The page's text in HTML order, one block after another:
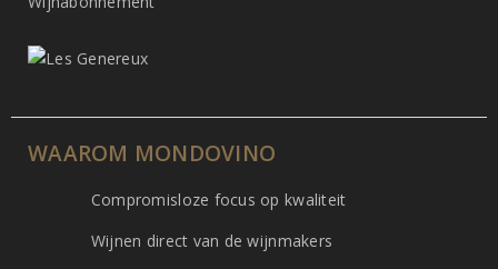
WAAROM MONDOVINO
Compromisloze focus op kwaliteit
Wijnen direct van de wijnmakers